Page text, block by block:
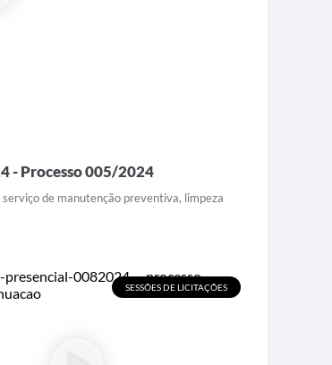
- Processo 005/2024
de manutenção preventiva, limpeza
SESSÕES DE LICITAÇÕES